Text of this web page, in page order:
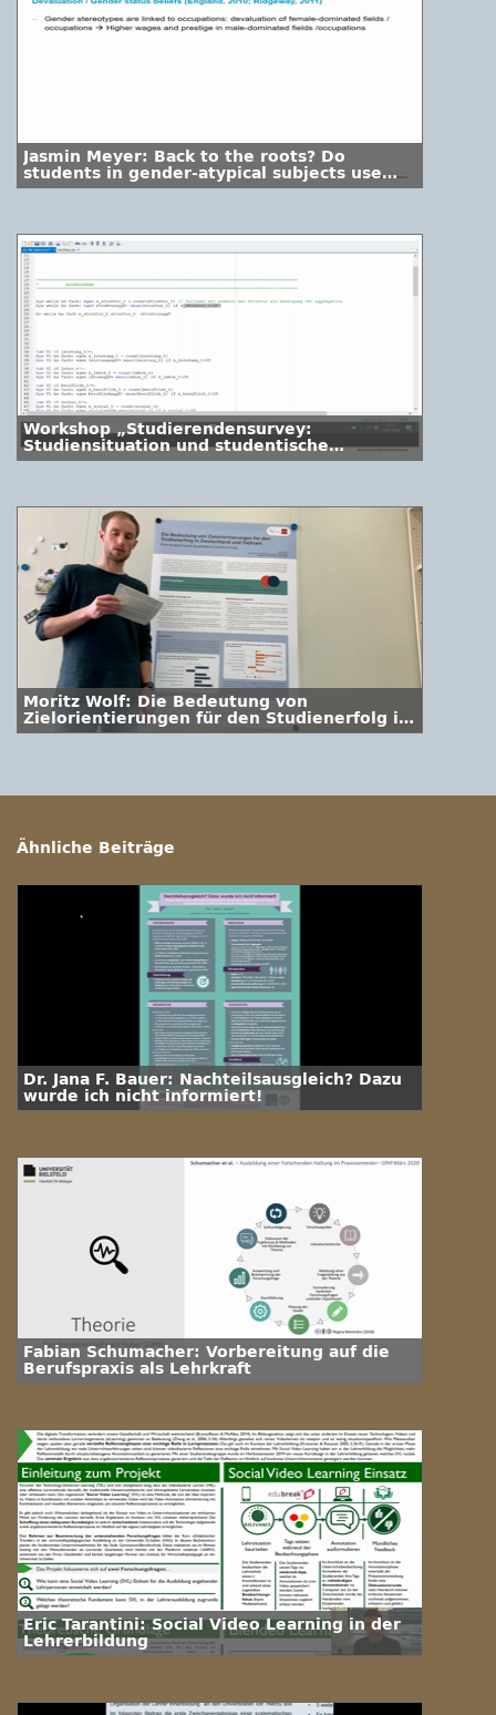
Jasmin Meyer: Back to the roots? Do
students in gender-atypical subjects use
their change of subject to make a more
Workshop „Studierendensurvey:
Studiensituation und studentische
Orientierungen – Aggregation von Items
Moritz Wolf: Die Bedeutung von
Zielorientierungen für den Studienerfolg in
Deutschland und Vietnam
Ähnliche Beiträge
Dr. Jana F. Bauer: Nachteilsausgleich? Dazu
wurde ich nicht informiert!
Fabian Schumacher: Vorbereitung auf die
Berufspraxis als Lehrkraft
Eric Tarantini: Social Video Learning in der
Lehrerbildung